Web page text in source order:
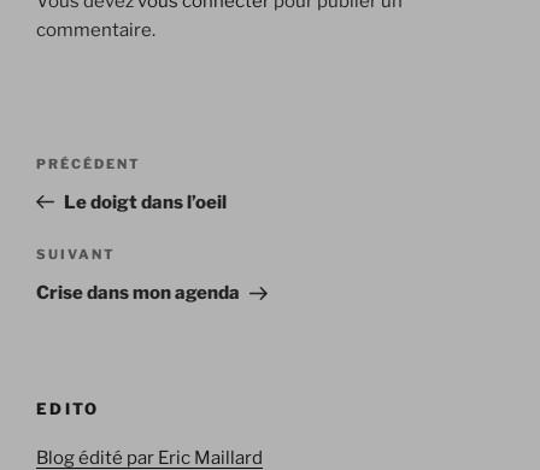
commentaire.
Navigation
l’article
Article
précédent
PRÉCÉDENT
Le doigt dans l’oeil
Article
suivant
SUIVANT
Crise dans mon agenda
EDITO
Blog édité par Eric Maillard